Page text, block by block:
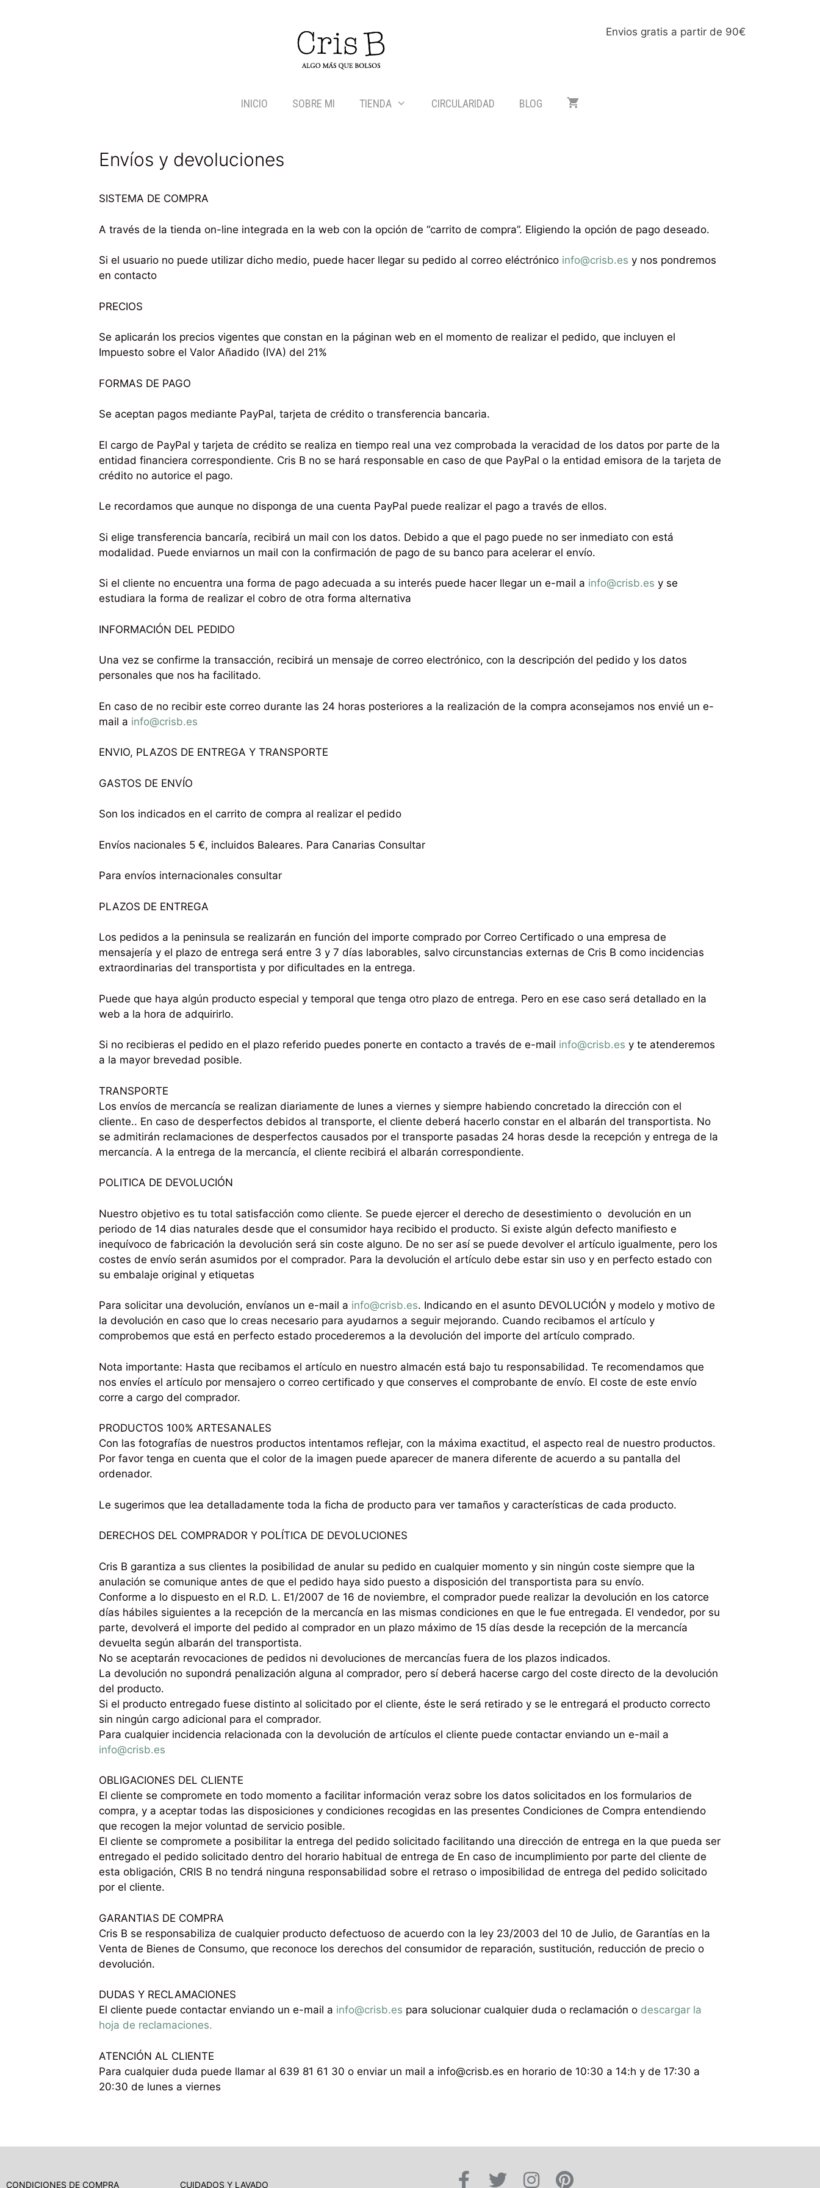
Envios gratis a partir de 90€
INICIO SOBRE MI TIENDA CIRCULARIDAD BLOG
Envíos y devoluciones
SISTEMA DE COMPRA
A través de la tienda on-line integrada en la web con la opción de “carrito de compra”. Eligiendo la opción de pago deseado.
Si el usuario no puede utilizar dicho medio, puede hacer llegar su pedido al correo eléctrónico info@crisb.es y nos pondremos
en contacto
PRECIOS
Se aplicarán los precios vigentes que constan en la páginan web en el momento de realizar el pedido, que incluyen el
Impuesto sobre el Valor Añadido (IVA) del 21%
FORMAS DE PAGO
Se aceptan pagos mediante PayPal, tarjeta de crédito o transferencia bancaria.
El cargo de PayPal y tarjeta de crédito se realiza en tiempo real una vez comprobada la veracidad de los datos por parte de la
entidad financiera correspondiente. Cris B no se hará responsable en caso de que PayPal o la entidad emisora de la tarjeta de
crédito no autorice el pago.
Le recordamos que aunque no disponga de una cuenta PayPal puede realizar el pago a través de ellos.
Si elige transferencia bancaría, recibirá un mail con los datos. Debido a que el pago puede no ser inmediato con está
modalidad. Puede enviarnos un mail con la confirmación de pago de su banco para acelerar el envío.
Si el cliente no encuentra una forma de pago adecuada a su interés puede hacer llegar un e-mail a info@crisb.es y se
estudiara la forma de realizar el cobro de otra forma alternativa
INFORMACIÓN DEL PEDIDO
Una vez se confirme la transacción, recibirá un mensaje de correo electrónico, con la descripción del pedido y los datos
personales que nos ha facilitado.
En caso de no recibir este correo durante las 24 horas posteriores a la realización de la compra aconsejamos nos envié un e-
mail a info@crisb.es
ENVIO, PLAZOS DE ENTREGA Y TRANSPORTE
GASTOS DE ENVÍO
Son los indicados en el carrito de compra al realizar el pedido
Envíos nacionales 5 €, incluidos Baleares. Para Canarias Consultar
Para envíos internacionales consultar
PLAZOS DE ENTREGA
Los pedidos a la peninsula se realizarán en función del importe comprado por Correo Certificado o una empresa de
mensajería y el plazo de entrega será entre 3 y 7 días laborables, salvo circunstancias externas de Cris B como incidencias
extraordinarias del transportista y por dificultades en la entrega.
Puede que haya algún producto especial y temporal que tenga otro plazo de entrega. Pero en ese caso será detallado en la
web a la hora de adquirirlo.
Si no recibieras el pedido en el plazo referido puedes ponerte en contacto a través de e-mail info@crisb.es y te atenderemos
a la mayor brevedad posible.
TRANSPORTE
Los envíos de mercancía se realizan diariamente de lunes a viernes y siempre habiendo concretado la dirección con el
cliente.. En caso de desperfectos debidos al transporte, el cliente deberá hacerlo constar en el albarán del transportista. No
se admitirán reclamaciones de desperfectos causados por el transporte pasadas 24 horas desde la recepción y entrega de la
mercancía. A la entrega de la mercancía, el cliente recibirá el albarán correspondiente.
POLITICA DE DEVOLUCIÓN
Nuestro objetivo es tu total satisfacción como cliente. Se puede ejercer el derecho de desestimiento o devolución en un
periodo de 14 dias naturales desde que el consumidor haya recibido el producto. Si existe algún defecto manifiesto e
inequívoco de fabricación la devolución será sin coste alguno. De no ser así se puede devolver el artículo igualmente, pero los
costes de envío serán asumidos por el comprador. Para la devolución el artículo debe estar sin uso y en perfecto estado con
su embalaje original y etiquetas
Para solicitar una devolución, envíanos un e-mail a info@crisb.es. Indicando en el asunto DEVOLUCIÓN y modelo y motivo de
la devolución en caso que lo creas necesario para ayudarnos a seguir mejorando. Cuando recibamos el artículo y
comprobemos que está en perfecto estado procederemos a la devolución del importe del artículo comprado.
Nota importante: Hasta que recibamos el artículo en nuestro almacén está bajo tu responsabilidad. Te recomendamos que
nos envíes el artículo por mensajero o correo certificado y que conserves el comprobante de envío. El coste de este envío
corre a cargo del comprador.
PRODUCTOS 100% ARTESANALES
Con las fotografías de nuestros productos intentamos reflejar, con la máxima exactitud, el aspecto real de nuestro productos.
Por favor tenga en cuenta que el color de la imagen puede aparecer de manera diferente de acuerdo a su pantalla del
ordenador.
Le sugerimos que lea detalladamente toda la ficha de producto para ver tamaños y características de cada producto.
DERECHOS DEL COMPRADOR Y POLÍTICA DE DEVOLUCIONES
Cris B garantiza a sus clientes la posibilidad de anular su pedido en cualquier momento y sin ningún coste siempre que la
anulación se comunique antes de que el pedido haya sido puesto a disposición del transportista para su envío.
Conforme a lo dispuesto en el R.D. L. E1/2007 de 16 de noviembre, el comprador puede realizar la devolución en los catorce
días hábiles siguientes a la recepción de la mercancía en las mismas condiciones en que le fue entregada. El vendedor, por su
parte, devolverá el importe del pedido al comprador en un plazo máximo de 15 días desde la recepción de la mercancía
devuelta según albarán del transportista.
No se aceptarán revocaciones de pedidos ni devoluciones de mercancías fuera de los plazos indicados.
La devolución no supondrá penalización alguna al comprador, pero sí deberá hacerse cargo del coste directo de la devolución
del producto.
Si el producto entregado fuese distinto al solicitado por el cliente, éste le será retirado y se le entregará el producto correcto
sin ningún cargo adicional para el comprador.
Para cualquier incidencia relacionada con la devolución de artículos el cliente puede contactar enviando un e-mail a
info@crisb.es
OBLIGACIONES DEL CLIENTE
El cliente se compromete en todo momento a facilitar información veraz sobre los datos solicitados en los formularios de
compra, y a aceptar todas las disposiciones y condiciones recogidas en las presentes Condiciones de Compra entendiendo
que recogen la mejor voluntad de servicio posible.
El cliente se compromete a posibilitar la entrega del pedido solicitado facilitando una dirección de entrega en la que pueda ser
entregado el pedido solicitado dentro del horario habitual de entrega de En caso de incumplimiento por parte del cliente de
esta obligación, CRIS B no tendrá ninguna responsabilidad sobre el retraso o imposibilidad de entrega del pedido solicitado
por el cliente.
GARANTIAS DE COMPRA
Cris B se responsabiliza de cualquier producto defectuoso de acuerdo con la ley 23/2003 del 10 de Julio, de Garantías en la
Venta de Bienes de Consumo, que reconoce los derechos del consumidor de reparación, sustitución, reducción de precio o
devolución.
DUDAS Y RECLAMACIONES
El cliente puede contactar enviando un e-mail a info@crisb.es para solucionar cualquier duda o reclamación o descargar la
hoja de reclamaciones.
ATENCIÓN AL CLIENTE
Para cualquier duda puede llamar al 639 81 61 30 o enviar un mail a info@crisb.es en horario de 10:30 a 14:h y de 17:30 a
20:30 de lunes a viernes
CONDICIONES DE COMPRA CUIDADOS Y LAVADO